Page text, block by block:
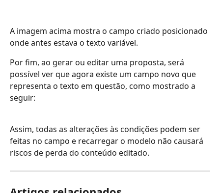
A imagem acima mostra o campo criado posicionado
onde antes estava o texto variável.
Por fim, ao gerar ou editar uma proposta, será
possível ver que agora existe um campo novo que
representa o texto em questão, como mostrado a
seguir:
Assim, todas as alterações às condições podem ser
feitas no campo e recarregar o modelo não causará
riscos de perda do conteúdo editado.